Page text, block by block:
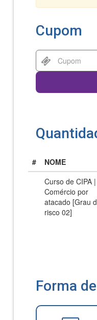
Cupom
# NOME
Curso de CIPA |
Comércio por
atacado [Grau
risco 02]
Forma